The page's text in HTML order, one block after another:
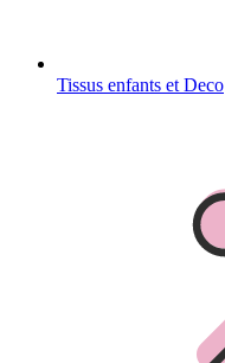
Tissus enfants et Deco